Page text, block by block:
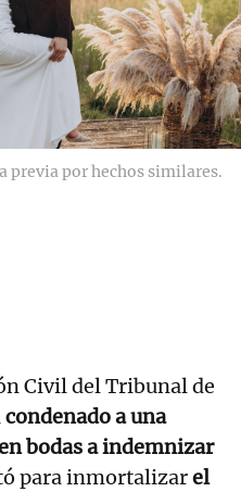
previa por hechos similares.
Civil del Tribunal de
condenado a una
bodas a indemnizar
para inmortalizarel